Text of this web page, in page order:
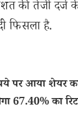
की तेजी दर्ज
फिसला है.
पर आया शेयर
67.40% का